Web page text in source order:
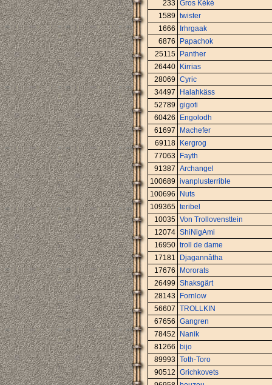
233 Gros Kéké
1589 twister
1666
Irhrgaak
6876
Papachok
25115
Panther
26440
Kirrias
28069 Cyric
34497
Halahkäss
52789 gigoti
60426
Engolodh
61697
Machefer
69118
Kergrog
77063
Fayth
91387 Archangel
100689 ivanplusterrible
100696
Nuts
109365 teribel
10035 Von Trollovensttein
12074 ShiNigAmi
16950 troll de dame
17181
Djagannâtha
17676
Mororats
26499 Shaksgärt
28143
Fornlow
56607 TROLLKIN
67656 Gangren
78452
Nanik
81266
bijo
89993 Toth-Toro
90512 Grichkovets